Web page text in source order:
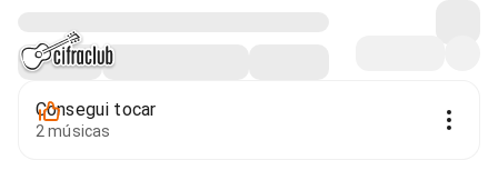
Consegui tocar
2 músicas